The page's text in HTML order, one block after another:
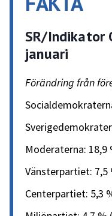
SR/Indikator
januari
Förändring från
Moderaterna: 18,9
Vänsterpartiet: 7,5
Centerpartiet: 5,3